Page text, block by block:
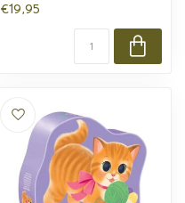
€19,95